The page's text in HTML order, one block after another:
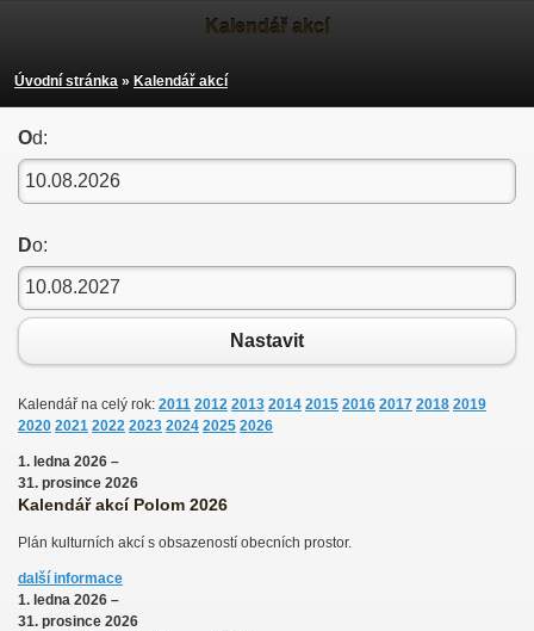
Kalendář akcí
Úvodní stránka » Kalendář akcí
Od:
Do:
Nastavit
Kalendář na celý rok: 2011 2012 2013 2014 2015 2016 2017 2018 2019
2020 2021 2022 2023 2024 2025 2026
1. ledna 2026 –
31. prosince 2026
Kalendář akcí Polom 2026
Plán kulturních akcí s obsazeností obecních prostor.
další informace
1. ledna 2026 –
31. prosince 2026